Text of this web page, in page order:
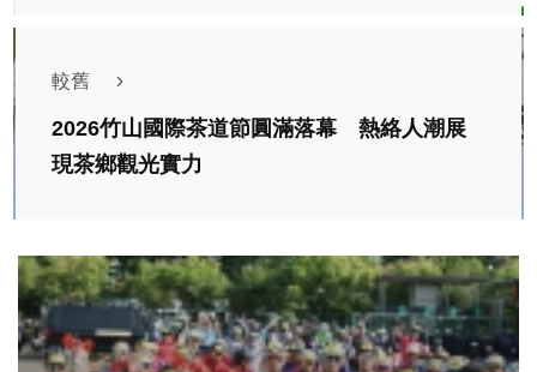
較舊
2026竹山國際茶道節圓滿落幕 熱絡人潮展
現茶鄉觀光實力